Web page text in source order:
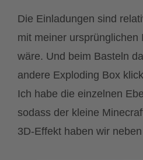
Die Einladungen sind
mit meiner
wäre. Und beim Basteln
andere Exploding Box
Ich habe die einzelnen
sodass der kleine
3D-Effekt haben wir